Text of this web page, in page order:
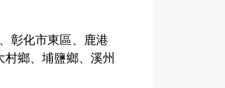
彰化市東區、鹿港
鄉、埔鹽鄉、溪州